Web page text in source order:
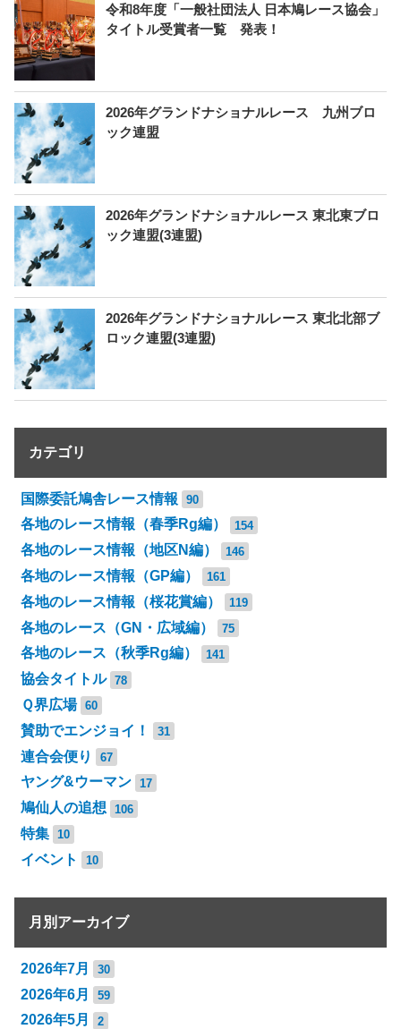
令和8年度「一般社団法人 日本鳩レース協会」
タイトル受賞者一覧 発表！
2026年グランドナショナルレース 九州ブロ
ック連盟
2026年グランドナショナルレース 東北東ブロ
ック連盟(3連盟)
2026年グランドナショナルレース 東北北部ブ
ロック連盟(3連盟)
カテゴリ
国際委託鳩舎レース情報 90
各地のレース情報（春季Rg編） 154
各地のレース情報（地区N編） 146
各地のレース情報（GP編） 161
各地のレース情報（桜花賞編） 119
各地のレース（GN・広域編） 75
各地のレース（秋季Rg編） 141
協会タイトル 78
Ｑ界広場 60
賛助でエンジョイ！ 31
連合会便り 67
ヤング&ウーマン 17
鳩仙人の追想 106
特集 10
イベント 10
月別アーカイブ
2026年7月 30
2026年6月 59
2026年5月 2